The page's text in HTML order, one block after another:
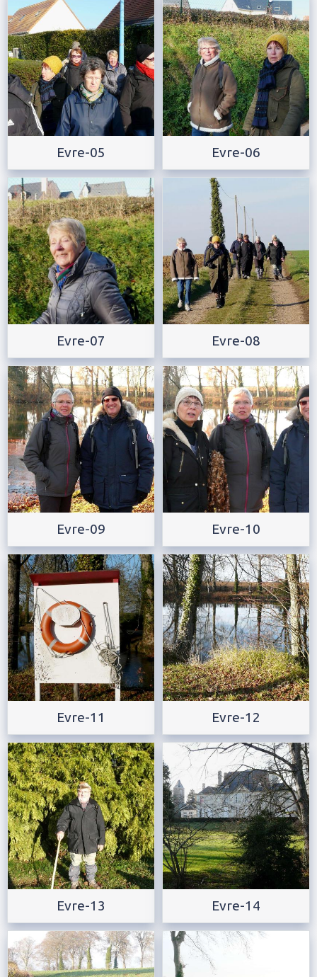
Evre-05 Evre-06
Evre-07 Evre-08
Evre-09 Evre-10
Evre-11 Evre-12
Evre-13 Evre-14